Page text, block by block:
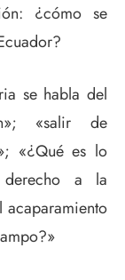
¿cómo se
se habla del
«salir de
«¿Qué es lo
derecho a la